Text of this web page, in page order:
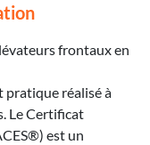
frontaux en
pratique réalisé à
Le Certificat
est un